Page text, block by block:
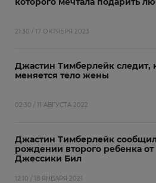
21:30 / 17 ОКТЯБРЯ 2023
Джастин Тимберлейк следит,
меняется тело жены
02:30 / 11 АВГУСТА 2022
Джастин Тимберлейк
рождении второго ребенка от
Джессики Бил
12:10 / 18 ЯНВАРЯ 2021